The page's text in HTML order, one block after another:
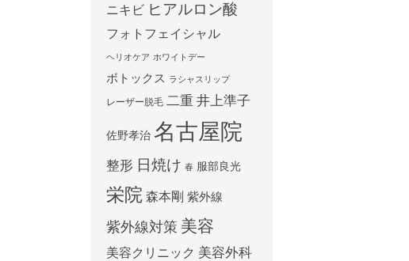
ニキビ ヒアルロン酸
フォトフェイシャル
ヘリオケア ホワイトデー
ボトックス ラシャスリップ
レーザー脱毛 二重 井上準子
佐野孝治 名古屋院
整形 日焼け 春 服部良光
栄院 森本剛 紫外線
紫外線対策 美容
美容クリニック 美容外科